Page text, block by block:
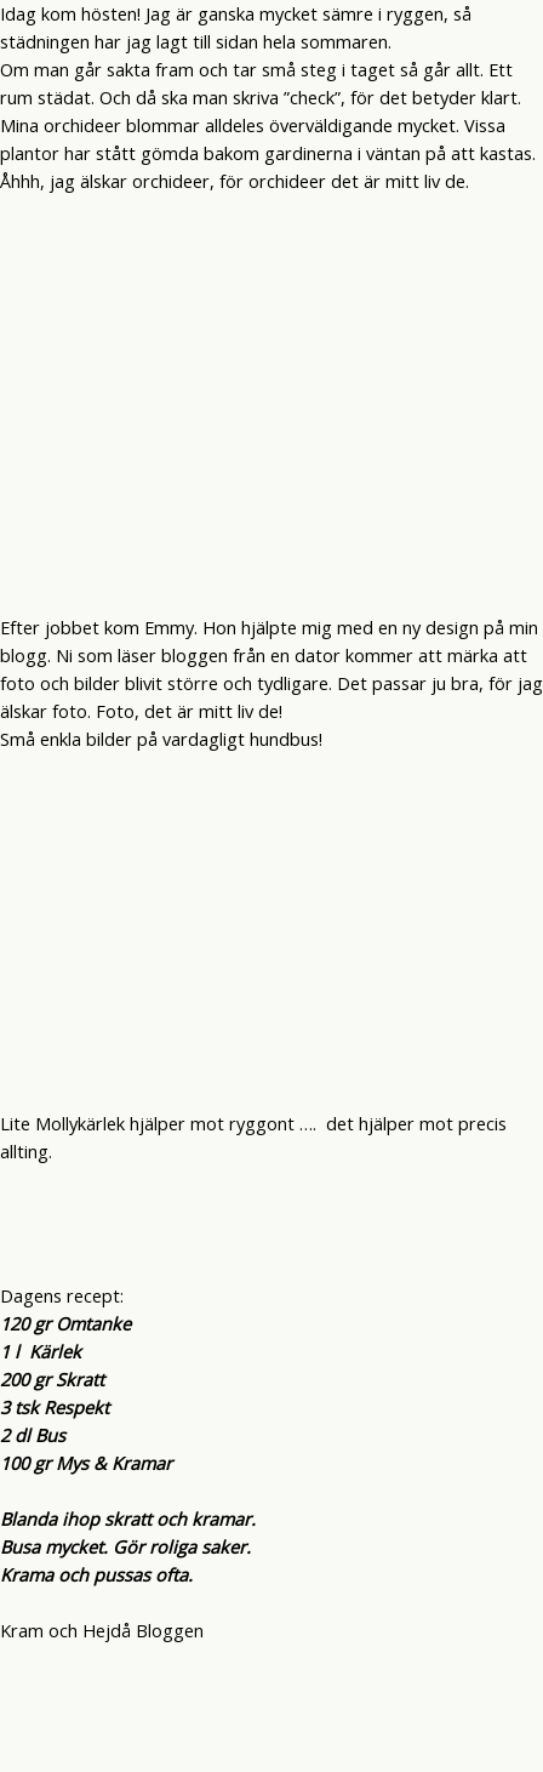
Idag kom hösten! Jag är ganska mycket sämre i ryggen, så
städningen har jag lagt till sidan hela sommaren.
Om man går sakta fram och tar små steg i taget så går allt. Ett
rum städat. Och då ska man skriva ”check”, för det betyder klart.
Mina orchideer blommar alldeles överväldigande mycket. Vissa
plantor har stått gömda bakom gardinerna i väntan på att kastas.
Åhhh, jag älskar orchideer, för orchideer det är mitt liv de.
Efter jobbet kom Emmy. Hon hjälpte mig med en ny design på min
blogg. Ni som läser bloggen från en dator kommer att märka att
foto och bilder blivit större och tydligare. Det passar ju bra, för jag
älskar foto. Foto, det är mitt liv de!
Små enkla bilder på vardagligt hundbus!
Lite Mollykärlek hjälper mot ryggont …. det hjälper mot precis
allting.
Dagens recept:
120 gr Omtanke
1 l Kärlek
200 gr Skratt
3 tsk Respekt
2 dl Bus
100 gr Mys & Kramar
Blanda ihop skratt och kramar.
Busa mycket. Gör roliga saker.
Krama och pussas ofta.
Kram och Hejdå Bloggen